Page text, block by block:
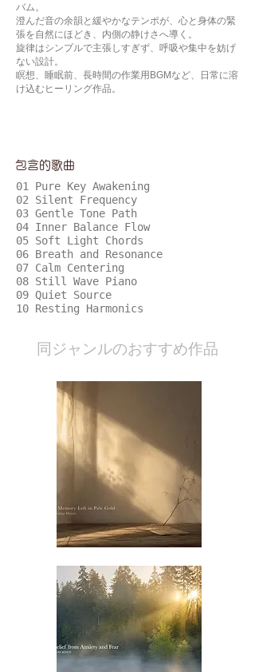
バム。
澄んだ音の余韻と緩やかなテンポが、心と身体の緊
張を自然にほどき、内側の静けさへ導く。
旋律はシンプルで主張しすぎず、呼吸や集中を妨げ
ない設計。
瞑想、睡眠前、長時間の作業用BGMなど、日常に溶
け込むヒーリング作品。
包含的歌曲
01 Pure Key Awakening
02 Silent Frequency
03 Gentle Tone Path
04 Inner Balance Flow
05 Soft Light Chords
06 Breath and Resonance
07 Calm Centering
08 Still Wave Piano
09 Quiet Source
10 Resting Harmonics
​同ジャンルのおすすめ作品